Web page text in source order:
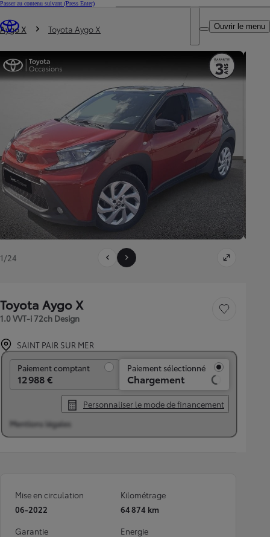
Passer au contenu suivant (Press Enter)
Trouvez un partenaire Toyota
DEALER NAME
Ouvrir le menu
Vous êtes ici
Aygo X Toyota Aygo X
1/24
Toyota Aygo X
1.0 VVT-i 72ch Design
Sauvegarder le
SAINT PAIR SUR MER
Paiement comptant
12 988 €
Paiement sélectionné
Chargement
Personnaliser le mode de financement
Mentions légales
Mise en circulation
06-2022
Kilométrage
64 874 km
Garantie
Energie